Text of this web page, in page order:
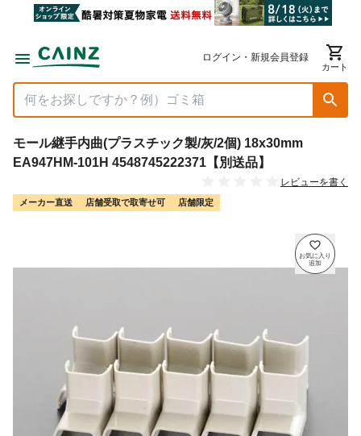
ログイン・新規会員登録
カート
モール継手内曲(プラスチック製/灰/2個) 18x30mm
EA947HM-101H 4548745222371【別送品】
レビューを書く
メーカー直送 店舗受取で取寄せ可 店舗限定